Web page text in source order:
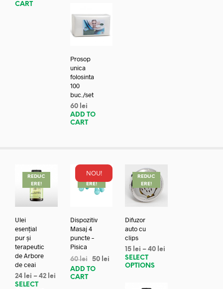
CART
Prosop
unica
folosinta
100
buc./set
60 lei
ADD TO
CART
REDUC
ERE!
Ulei
esențial
pur și
terapeutic
de Arbore
de ceai
24 lei – 42 lei
SELECT
NOU!
REDUC
ERE!
Dispozitiv
Masaj 4
puncte –
Pisica
60lei 50 lei
ADD TO
CART
REDUC
ERE!
Difuzor
auto cu
clips
15 lei –40 lei
SELECT
OPTIONS